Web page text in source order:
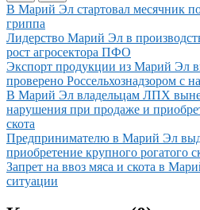
Иллюстрация новости
В Марий Эл стартовал месячник
гриппа
Иллюстрация новости
Лидерство Марий Эл в
рост агросектора ПФО
Иллюстрация новости
Экспорт продукции из Марий Эл
проверено Россельхознадзором с
Иллюстрация новости
В Марий Эл владельцам ЛПХ
нарушения при продаже и
скота
Иллюстрация новости
Предпринимателю в Марий Эл
приобретение крупного рогатого
Иллюстрация новости
Запрет на ввоз мяса и скота в
ситуации